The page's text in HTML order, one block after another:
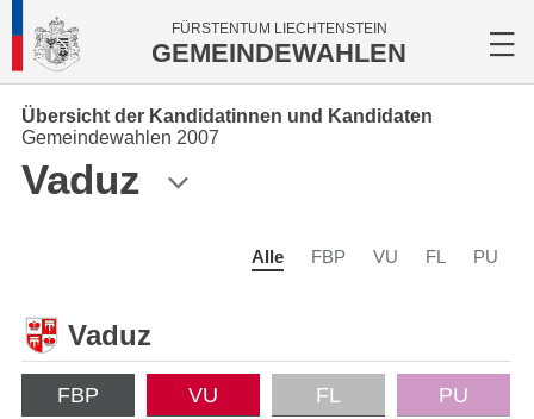
FÜRSTENTUM LIECHTENSTEIN
GEMEINDEWAHLEN
Übersicht der Kandidatinnen und Kandidaten
Gemeindewahlen 2007
Vaduz
Alle FBP VU FL PU
Vaduz
FBP VU FL PU